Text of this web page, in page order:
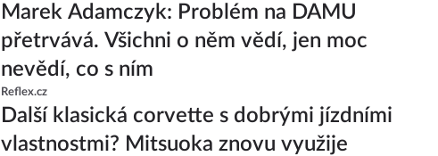
Marek Adamczyk: Problém na DAMU
přetrvává. Všichni o něm vědí, jen moc
nevědí, co s ním
Reflex.cz
Další klasická corvette s dobrými jízdními
vlastnostmi? Mitsuoka znovu využije